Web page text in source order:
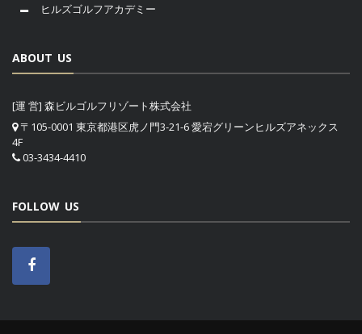
ヒルズゴルフアカデミー
ABOUT US
[運 営] 森ビルゴルフリゾート株式会社
〒105-0001 東京都港区虎ノ門3-21-6 愛宕グリーンヒルズアネックス
4F
03-3434-4410
FOLLOW US